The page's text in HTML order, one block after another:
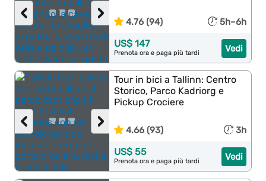
›
‹ 4.76 (94) 5h–6h
Vedi
US$ 147
Prenota ora e paga più tardi
›
‹
Tour in bici a Tallinn: Centro
Storico, Parco Kadriorg e
Pickup Crociere
4.66 (93) 3h
Vedi
US$ 55
Prenota ora e paga più tardi